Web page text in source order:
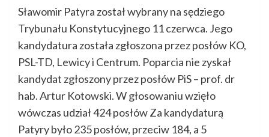
Sławomir Patyra został wybrany na sędziego
Trybunału Konstytucyjnego 11 czerwca. Jego
kandydatura została zgłoszona przez posłów KO,
PSL-TD, Lewicy i Centrum. Poparcia nie zyskał
kandydat zgłoszony przez posłów PiS – prof. dr
hab. Artur Kotowski. W głosowaniu wzięło
wówczas udział 424 posłów Za kandydaturą
Patyry było 235 posłów, przeciw 184, a 5